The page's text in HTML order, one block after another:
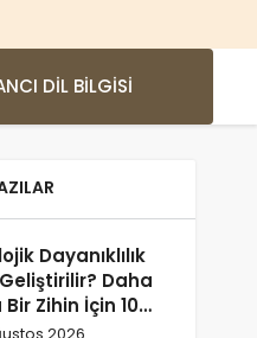
DIL BILGISI
Dayanıklılık
Geliştirilir? Daha
Zihin İçin 10
2026